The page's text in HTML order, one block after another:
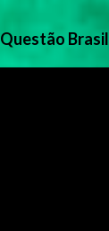
Questão Brasil